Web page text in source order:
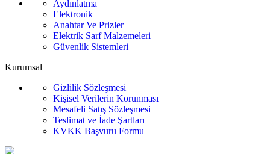
Aydınlatma
Elektronik
Anahtar Ve Prizler
Elektrik Sarf Malzemeleri
Güvenlik Sistemleri
Kurumsal
Gizlilik Sözleşmesi
Kişisel Verilerin Korunması
Mesafeli Satış Sözleşmesi
Teslimat ve İade Şartları
KVKK Başvuru Formu